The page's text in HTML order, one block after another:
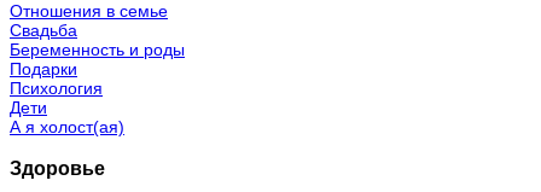
Отношения в семье
Свадьба
Беременность и роды
Подарки
Психология
Дети
А я холост(ая)
Здоровье